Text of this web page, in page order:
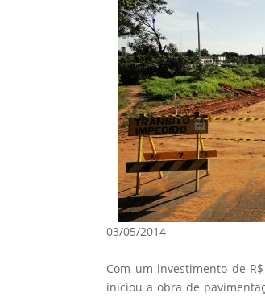
03/05/2014
Com um investimento de
iniciou a obra de